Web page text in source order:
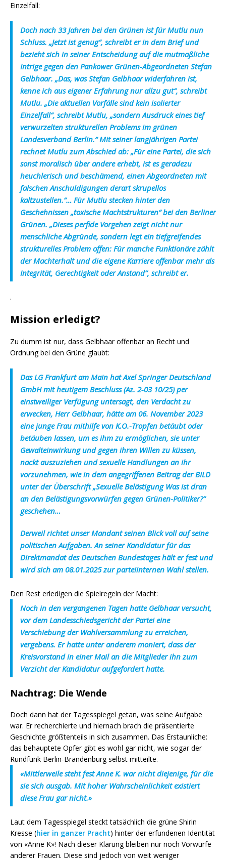
Einzelfall:
Doch nach 33 Jahren bei den Grünen ist für Mutlu nun
Schluss. „Jetzt ist genug“, schreibt er in dem Brief und
bezieht sich in seiner Entscheidung auf die mutmaßliche
Intrige gegen den Pankower Grünen-Abgeordneten Stefan
Gelbhaar. „Das, was Stefan Gelbhaar widerfahren ist,
kenne ich aus eigener Erfahrung nur allzu gut“, schreibt
Mutlu. „Die aktuellen Vorfälle sind kein isolierter
Einzelfall“, schreibt Mutlu, „sondern Ausdruck eines tief
verwurzelten strukturellen Problems im grünen
Landesverband Berlin.“ Mit seiner langjährigen Partei
rechnet Mutlu zum Abschied ab: „Für eine Partei, die sich
sonst moralisch über andere erhebt, ist es geradezu
heuchlerisch und beschämend, einen Abgeordneten mit
falschen Anschuldigungen derart skrupellos
kaltzustellen.“… Für Mutlu stecken hinter den
Geschehnissen „toxische Machtstrukturen“ bei den Berliner
Grünen. „Dieses perfide Vorgehen zeigt nicht nur
menschliche Abgründe, sondern legt ein tiefgreifendes
strukturelles Problem offen: Für manche Funktionäre zählt
der Machterhalt und die eigene Karriere offenbar mehr als
Integrität, Gerechtigkeit oder Anstand“, schreibt er.
.
Mission erledigt?
Zu dumm ist nur, dass Gelbhaar offenbar an Recht und
Ordnung bei den Grüne glaubt:
Das LG Frankfurt am Main hat Axel Springer Deutschland
GmbH mit heutigem Beschluss (Az. 2-03 10/25) per
einstweiliger Verfügung untersagt, den Verdacht zu
erwecken, Herr Gelbhaar, hätte am 06. November 2023
eine junge Frau mithilfe von K.O.-Tropfen betäubt oder
betäuben lassen, um es ihm zu ermöglichen, sie unter
Gewalteinwirkung und gegen ihren Willen zu küssen,
nackt auszuziehen und sexuelle Handlungen an ihr
vorzunehmen, wie in dem angegriffenen Beitrag der BILD
unter der Überschrift „Sexuelle Belästigung Was ist dran
an den Belästigungsvorwürfen gegen Grünen-Politiker?“
geschehen…
Derweil richtet unser Mandant seinen Blick voll auf seine
politischen Aufgaben. An seiner Kandidatur für das
Direktmandat des Deutschen Bundestages hält er fest und
wird sich am 08.01.2025 zur parteiinternen Wahl stellen.
Den Rest erledigen die Spielregeln der Macht:
Noch in den vergangenen Tagen hatte Gelbhaar versucht,
vor dem Landesschiedsgericht der Partei eine
Verschiebung der Wahlversammlung zu erreichen,
vergebens. Er hatte unter anderem moniert, dass der
Kreisvorstand in einer Mail an die Mitglieder ihn zum
Verzicht der Kandidatur aufgefordert hatte.
Nachtrag: Die Wende
Doch dann hat der Tagesspiegel getan, was seine Aufgabe
war. Er recherchierte und hiernach brach die präsentierte
Geschichte größtenteils in sich zusammen. Das Erstaunliche:
das behauptete Opfer gibt es wohl gar nicht, wie sogar der
Rundfunk Berlin-Brandenburg selbst mitteilte.
«Mittlerweile steht fest Anne K. war nicht diejenige, für die
sie sich ausgab. Mit hoher Wahrscheinlichkeit existiert
diese Frau gar nicht.»
Laut dem Tagesspiegel steckt tatsächlich die grüne Shirin
Kresse (hier in ganzer Pracht) hinter der erfundenen Identität
von «Anne K»! Nach dieser Klärung bleiben nur noch Vorwürfe
anderer Frauen. Diese sind jedoch von weit weniger